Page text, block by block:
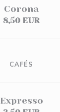
Corona
8,50 EUR
CAFÉS
Expresso